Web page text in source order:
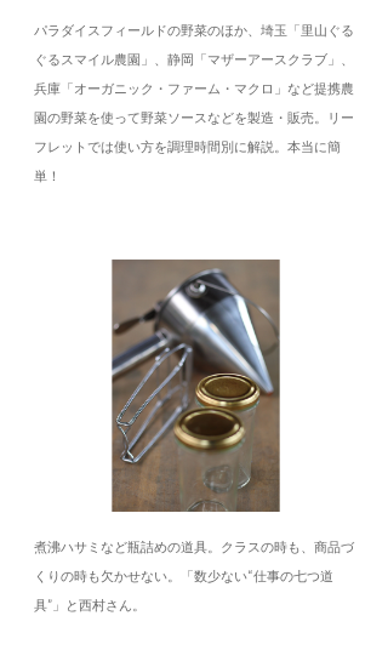
パラダイスフィールドの野菜のほか、埼玉「里山ぐる
ぐるスマイル農園」、静岡「マザーアースクラブ」、
兵庫「オーガニック・ファーム・マクロ」など提携農
園の野菜を使って野菜ソースなどを製造・販売。リー
フレットでは使い方を調理時間別に解説。本当に簡
単！
煮沸ハサミなど瓶詰めの道具。クラスの時も、商品づ
くりの時も欠かせない。「数少ない“仕事の七つ道
具”」と西村さん。